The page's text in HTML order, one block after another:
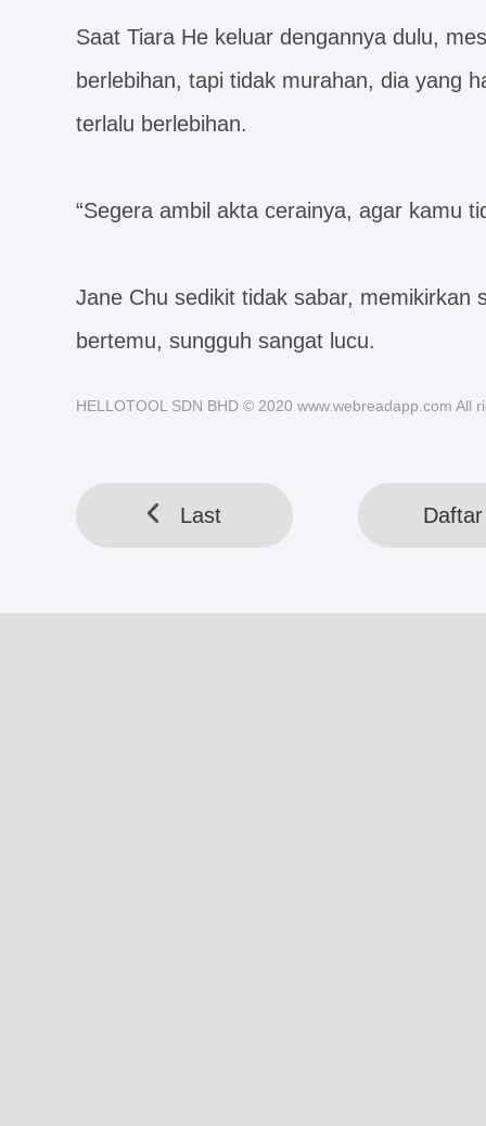
Saat Tiara He keluar dengannya dulu,
berlebihan, tapi tidak murahan, dia yang
terlalu berlebihan.
“Segera ambil akta cerainya, agar kamu
Jane Chu sedikit tidak sabar, memikirkan
bertemu, sungguh sangat lucu.
HELLOTOOL SDN BHD © 2020 www.webreadapp.com All
Last